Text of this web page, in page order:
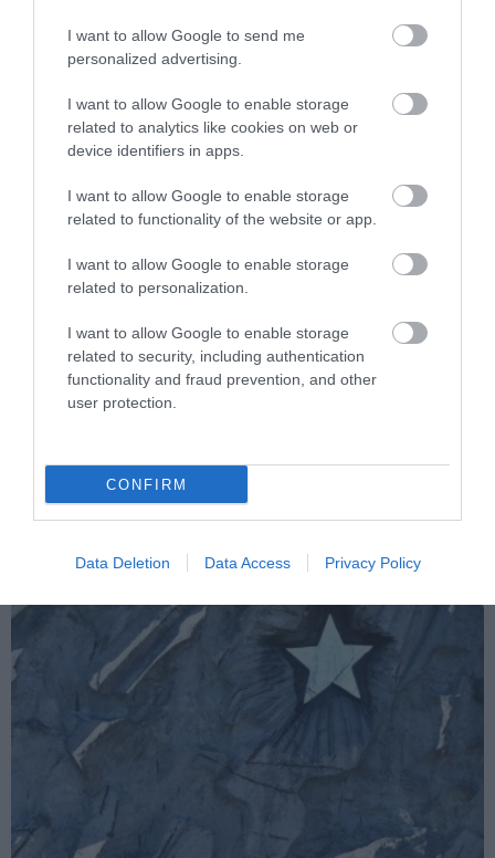
I want to allow Google to send me
personalized advertising.
I want to allow Google to enable storage
related to analytics like cookies on web or
device identifiers in apps.
I want to allow Google to enable storage
related to functionality of the website or app.
I want to allow Google to enable storage
related to personalization.
I want to allow Google to enable storage
related to security, including authentication
functionality and fraud prevention, and other
user protection.
CONFIRM
Data Deletion Data Access Privacy Policy
SEGÍTSÉG VAGY GAZDASÁGI CSAPDA?
2025. MÁRCIUS 14.